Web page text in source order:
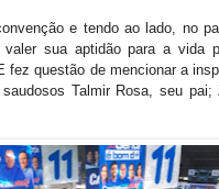
e tendo ao lado, no
sua aptidão para a vida
fez questão de mencionar a
Talmir Rosa, seu